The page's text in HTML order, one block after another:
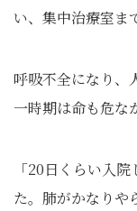
い、集中治療室ま
呼吸不全になり、
一時期は命も危な
「20日くらい入
た。肺がかなりや